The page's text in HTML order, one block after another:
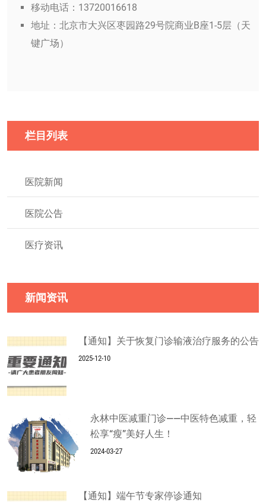
移动电话：13720016618
地址：北京市大兴区枣园路29号院商业B座1-5层（天
键广场）
栏目列表
医院新闻
医院公告
医疗资讯
新闻资讯
【通知】关于恢复门诊输液治疗服务的公告
2025-12-10
永林中医减重门诊——中医特色减重，轻
松享“瘦”美好人生！
2024-03-27
【通知】端午节专家停诊通知